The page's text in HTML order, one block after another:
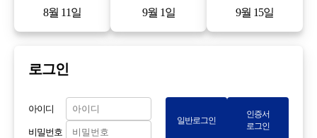
8월 11일 9월 1일 9월 15일
로그인
아이디
비밀번호
일반로그인
인증서
로그인